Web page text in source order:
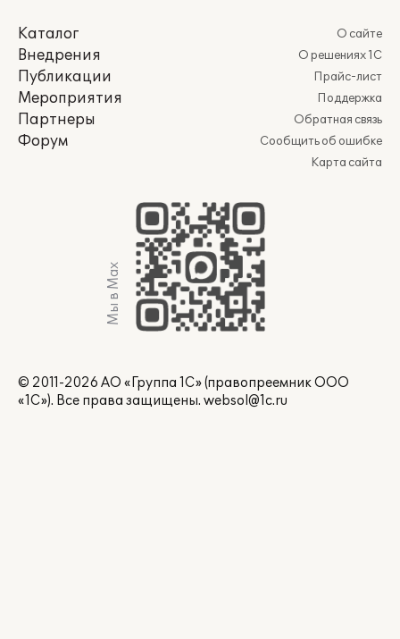
Каталог
Внедрения
Публикации
Мероприятия
Партнеры
Форум
О сайте
О решениях 1С
Прайс-лист
Поддержка
Обратная связь
Сообщить об ошибке
Карта сайта
Мы в Max
© 2011-2026 АО «Группа 1С» (правопреемник ООО
«1С»). Все права защищены. websol@1c.ru